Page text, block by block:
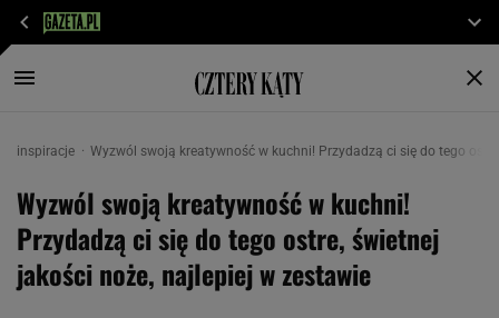
inspiracje Wyzwól swoją kreatywność w kuchni! Przydadzą ci się do tego
Wyzwól swoją kreatywność w kuchni!
Przydadzą ci się do tego ostre, świetnej
jakości noże, najlepiej w zestawie